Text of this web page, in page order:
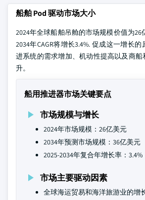
船舶 Pod 驱动市场大小
2024年全球船舶吊舱的市场规模价值为26
2034年CAGR将增长3.4%. 促成这一增长
进系统的需求增加、机动性提高以及商
升。
船用推进器市场关键要点
市场规模与增长
2024年市场规模：26亿美元
2034年预测市场规模：36亿美元
2025-2034年复合年增长率：3.4%
市场主要驱动因素
全球海运贸易和海洋旅游业的增长